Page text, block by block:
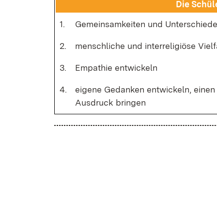
Die
1.
Ge­mein­sam­kei­ten und
2. men­sch­li­che und in­ter­re­li­giö­se
3. Em­pa­thie ent­wi­ckeln
4.
ei­ge­ne Ge­dan­ken ent­wi­ckeln,
Aus­druck brin­gen